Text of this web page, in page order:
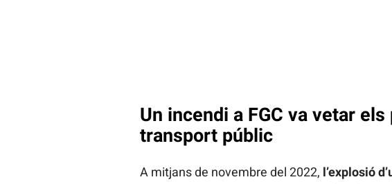
Un incendi a FGC va vetar
transport públic
A mitjans de novembre del 2022, l’explosió